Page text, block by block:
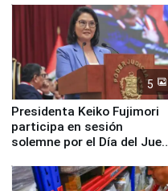
5
Presidenta Keiko Fujimori
participa en sesión
solemne por el Día del Juez